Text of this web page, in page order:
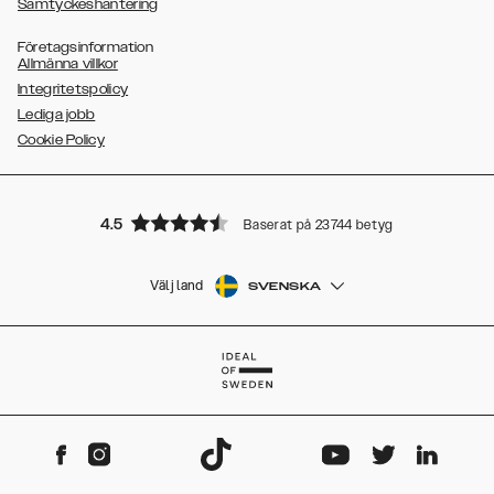
Samtyckeshantering
Företagsinformation
Allmänna villkor
Integritetspolicy
Lediga jobb
Cookie Policy
4.5 Baserat på 23744 betyg
Välj land SVENSKA